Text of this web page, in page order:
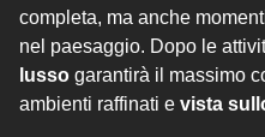
completa, ma anche
nel paesaggio. Dopo le
lusso garantirà il massimo
ambienti raffinati e vista